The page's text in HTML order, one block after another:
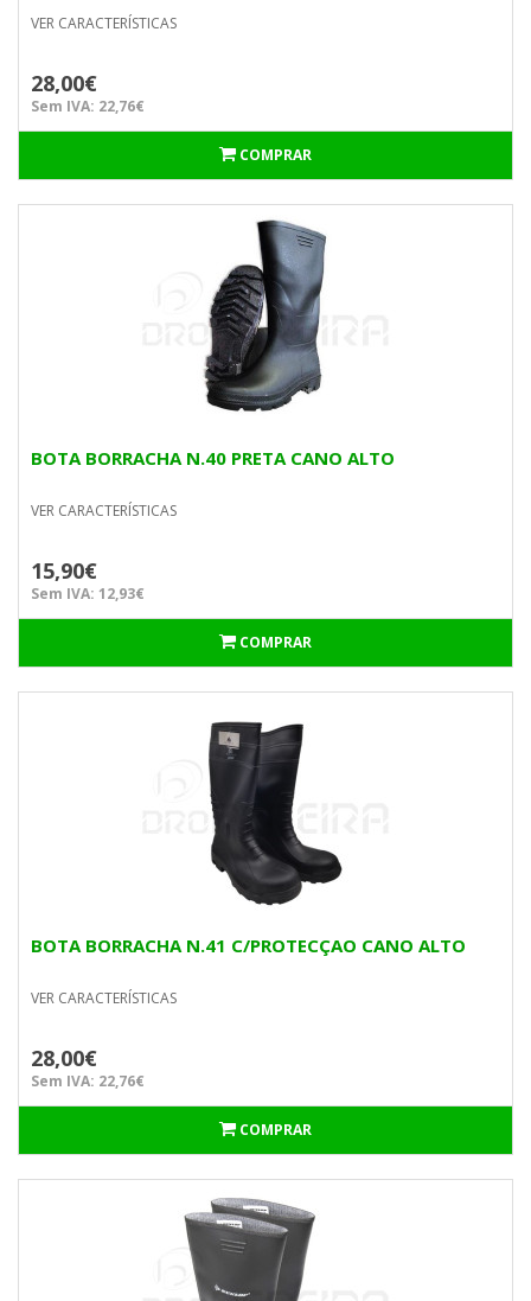
VER CARACTERÍSTICAS
28,00€
Sem IVA: 22,76€
COMPRAR
BOTA BORRACHA N.40 PRETA CANO ALTO
VER CARACTERÍSTICAS
15,90€
Sem IVA: 12,93€
COMPRAR
BOTA BORRACHA N.41 C/PROTECÇAO CANO ALTO
VER CARACTERÍSTICAS
28,00€
Sem IVA: 22,76€
COMPRAR